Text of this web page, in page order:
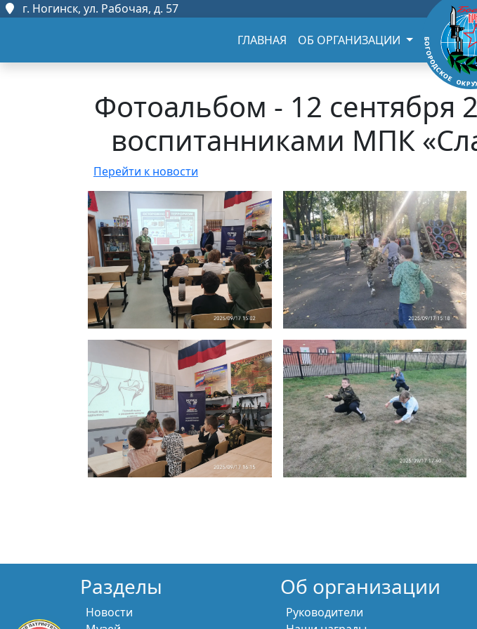
г. Ногинск, ул. Рабочая, д. 57
ГЛАВНАЯ ОБ ОРГАНИЗАЦИИ
Фотоальбом - 12 сентября
воспитанниками МПК
Перейти к новости
Разделы
Новости
Об организации
Руководители